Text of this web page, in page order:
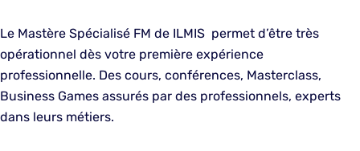
Le Mastère Spécialisé FM de ILMIS permet d’être très
opérationnel dès votre première expérience
professionnelle. Des cours, conférences, Masterclass,
Business Games assurés par des professionnels, experts
dans leurs métiers.